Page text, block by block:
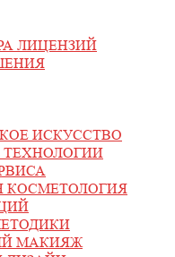
ЛИЦЕНЗИЙ
ИСКУССТВО
КОСМЕТОЛОГИЯ
МАКИЯЖ